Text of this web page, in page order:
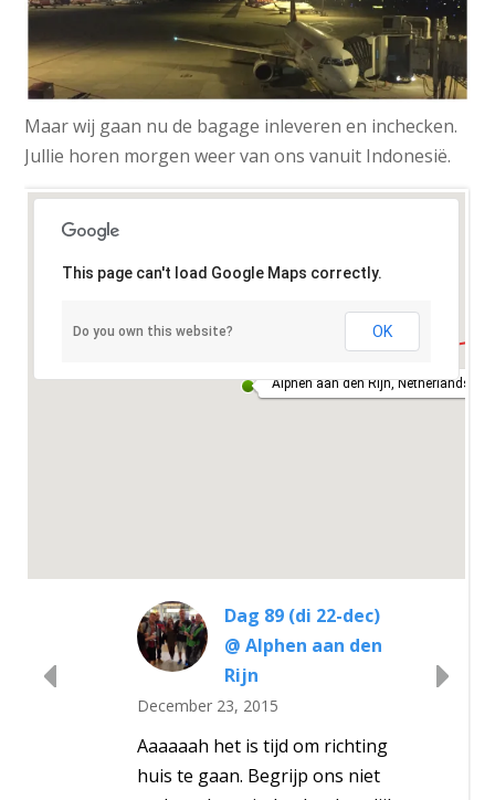
Maar wij gaan nu de bagage inleveren en inchecken.
Jullie horen morgen weer van ons vanuit Indonesië.
Alphen aan den Rijn, Netherlands
This page can't load Google Maps correctly.
Do you own this website? OK
Dag 89 (di 22-dec)
@ Alphen aan den
Rijn
December 23, 2015
Aaaaaah het is tijd om richting
huis te gaan. Begrijp ons niet